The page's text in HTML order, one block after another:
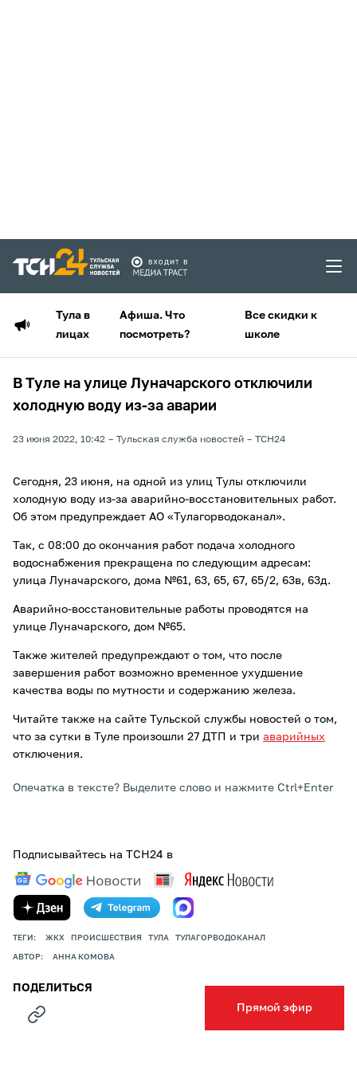
Тула в
лицах
Афиша. Что
посмотреть?
Все скидки к
школе
Прямой эфир
В Туле на улице Луначарского отключили
холодную воду из-за аварии
23 июня 2022, 10:42 Тульская служба новостей ТСН24
Сегодня, 23 июня, на одной из улиц Тулы отключили
холодную воду из-за аварийно-восстановительных работ.
Об этом предупреждает АО «Тулагорводоканал».
Так, с 08:00 до окончания работ подача холодного
водоснабжения прекращена по следующим адресам:
улица Луначарского, дома №61, 63, 65, 67, 65/2, 63в, 63д.
Аварийно-восстановительные работы проводятся на
улице Луначарского, дом №65.
Также жителей предупреждают о том, что после
завершения работ возможно временное ухудшение
качества воды по мутности и содержанию железа.
Читайте также на сайте Тульской службы новостей о том,
что за сутки в Туле произошли 27 ДТП и три аварийных
отключения.
Опечатка в тексте? Выделите слово и нажмите Ctrl+Enter
Подписывайтесь на ТСН24 в
ТЕГИ: ЖКХ ПРОИСШЕСТВИЯ ТУЛА ТУЛАГОРВОДОКАНАЛ
АВТОР: АННА КОМОВА
ПОДЕЛИТЬСЯ